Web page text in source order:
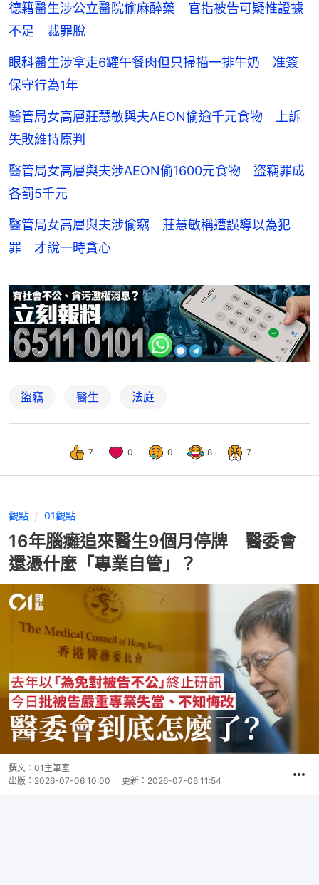
德籍醫生涉公立醫院偷麻醉藥 官指被告可疑惟證據
不足 裁罪脫
眼科醫生涉拿走6罐午餐肉但只掃描一排牛奶 准簽
保守行為1年
醫管局女高層莊慧敏與夫AEON偷逾千元食物 上訴
失敗維持原判
醫管局女高層與夫涉AEON偷1600元食物 盜竊罪成
各罰5千元
醫管局女高層與夫涉偷竊 莊慧敏稱遭誤導以為犯
罪 才說一時貪心
盜竊 醫生 法庭
7 0 0 8 7
觀點 01觀點
16年腦癱追來醫生9個月停牌 醫委會
還憑什麼「專業自管」？
撰文： 01主筆室
出版： 2026-07-06 10:00 更新： 2026-07-06 11:54